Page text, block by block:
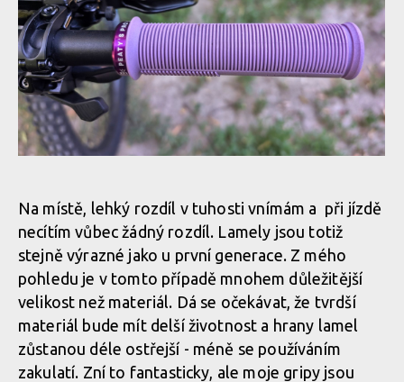
Test: gripy Peatys Monarch Pro - i přes dvousměsovou
konstrukci první generaci zásadně nepřevyšují
Test: gripy Peatys Monarch Pro - i přes dvousměsovou
konstrukci první generaci zásadně nepřevyšují
Test: gripy Peatys Monarch Pro - i přes dvousměsovou
konstrukci první generaci zásadně nepřevyšují
Test: gripy Peatys Monarch Pro - i přes dvousměsovou
konstrukci první generaci zásadně nepřevyšují
Test: gripy Peatys Monarch Pro - i přes dvousměsovou
konstrukci první generaci zásadně nepřevyšují
Na místě, lehký rozdíl v tuhosti vnímám a při jízdě
necítím vůbec žádný rozdíl. Lamely jsou totiž
stejně výrazné jako u první generace. Z mého
pohledu je v tomto případě mnohem důležitější
velikost než materiál. Dá se očekávat, že tvrdší
materiál bude mít delší životnost a hrany lamel
zůstanou déle ostřejší - méně se používáním
zakulatí. Zní to fantasticky, ale moje gripy jsou